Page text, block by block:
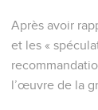
Après avoir
et les «
l’œuvre de la